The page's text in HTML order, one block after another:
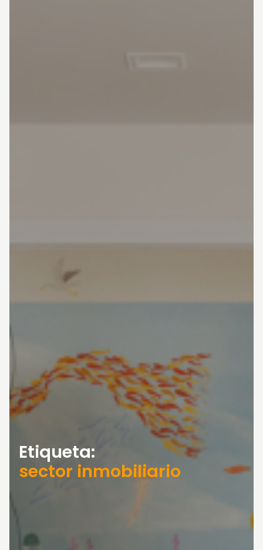
Etiqueta:
sector inmobiliario